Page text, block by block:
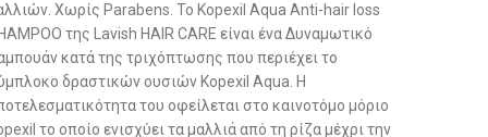
Χωρίς Parabens. Το Kopexil Aqua Anti-hair loss
της Lavish HAIR CARE είναι ένα Δυναμωτικό
κατά της τριχόπτωσης που περιέχει το
δραστικών ουσιών Kopexil Aqua. Η
του οφείλεται στο καινοτόμο μόριο
το οποίο ενισχύει τα μαλλιά από τη ρίζα μέχρι την